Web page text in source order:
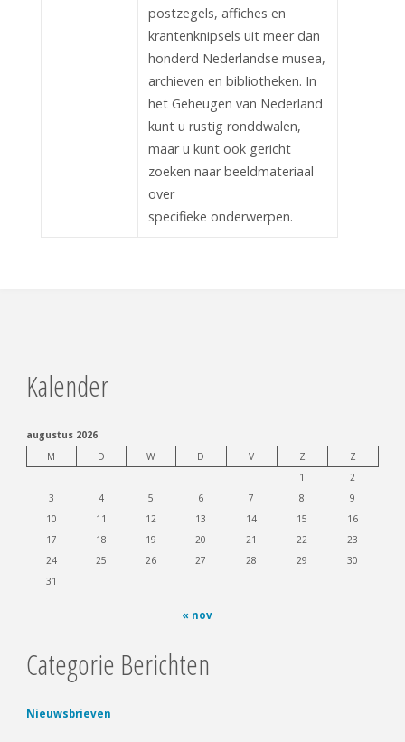
postzegels, affiches en
krantenknipsels uit meer dan
honderd Nederlandse musea,
archieven en bibliotheken. In
het Geheugen van Nederland
kunt u rustig ronddwalen,
maar u kunt ook gericht
zoeken naar beeldmateriaal
over
specifieke onderwerpen.
Kalender
augustus 2026
M
D W D V Z
Z
1
2
3
4 5 6 7 8
9
10
11 12 13 14 15
16
17
18 19 20 21 22
23
24
25 26 27 28 29
30
31
« nov
Categorie Berichten
Nieuwsbrieven